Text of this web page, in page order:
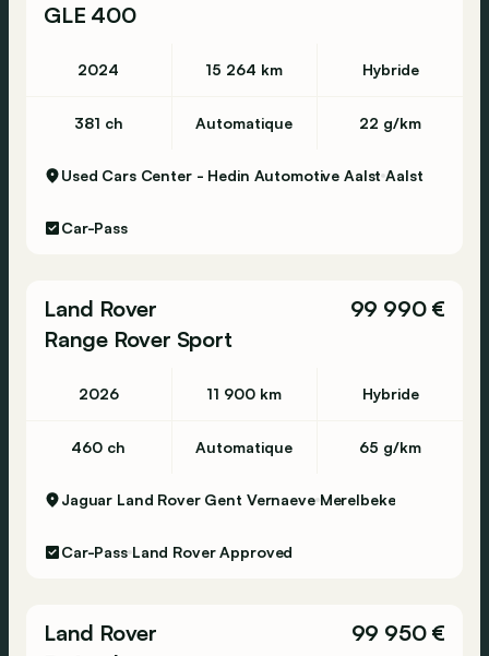
GLE 400
2024 15 264 km Hybride
381 ch Automatique 22 g/km
Used Cars Center - Hedin Automotive Aalst Aalst
Car-Pass
Land Rover
Range Rover Sport
99 990 €
2026 11 900 km Hybride
460 ch Automatique 65 g/km
Jaguar Land Rover Gent Vernaeve Merelbeke
Car-Pass Land Rover Approved
Land Rover
99 950 €